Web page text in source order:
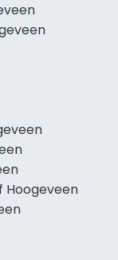
Hoogeveen